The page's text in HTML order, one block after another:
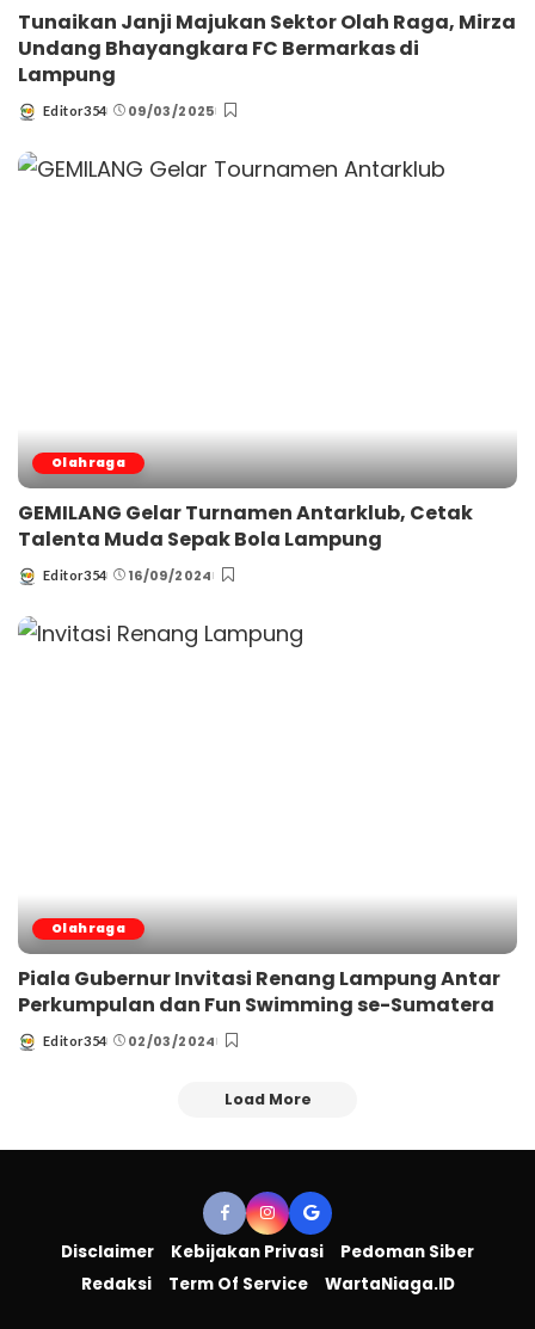
Tunaikan Janji Majukan Sektor Olah Raga, Mirza
Undang Bhayangkara FC Bermarkas di
Lampung
Posted
Editor354 09/03/2025
Olahraga
GEMILANG Gelar Turnamen Antarklub, Cetak
Talenta Muda Sepak Bola Lampung
Posted
Editor354 16/09/2024
Olahraga
Piala Gubernur Invitasi Renang Lampung Antar
Perkumpulan dan Fun Swimming se-Sumatera
Posted
Editor354 02/03/2024
Load More
Disclaimer Kebijakan Privasi
Pedoman Siber
Redaksi
Term Of Service WartaNiaga.ID